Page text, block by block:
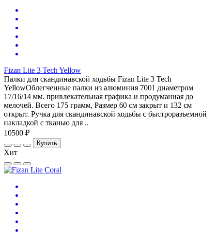
Fizan Lite 3 Tech Yellow
Палки для скандинавской ходьбы Fizan Lite 3 Tech
YellowОблегченные палки из алюминия 7001 диаметром
17/16/14 мм. привлекательная графика и продуманная до
мелочей. Всего 175 грамм, Размер 60 см закрыт и 132 см
открыт. Ручка для скандинавской ходьбы с быстроразъемной
накладкой с тканью для ..
10500 ₽
Купить
Хит